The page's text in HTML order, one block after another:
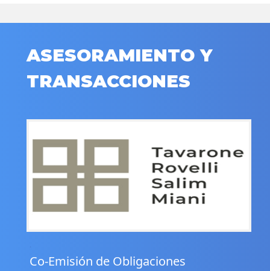
ASESORAMIENTO Y
TRANSACCIONES
Co-Emisión de Obligaciones